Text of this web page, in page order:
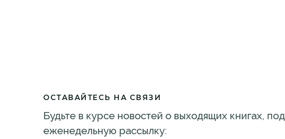
ОСТАВАЙТЕСЬ НА СВЯЗИ
Будьте в курсе новостей о выходящих книгах,
еженедельную рассылку: